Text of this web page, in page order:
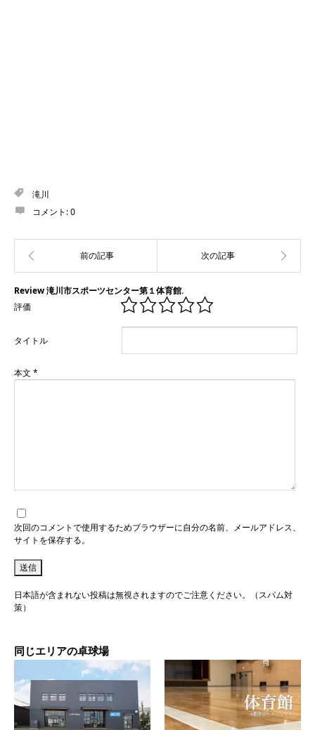
滝川
コメント:0
Review 滝川市スポーツセンター第１体育館.
評価
タイトル
本文 *
次回のコメントで使用するためブラウザーに自分の名前、メールアドレス、
サイトを保存する。
日本語が含まれない投稿は無視されますのでご注意ください。（スパム対
策）
同じエリアの卓球場